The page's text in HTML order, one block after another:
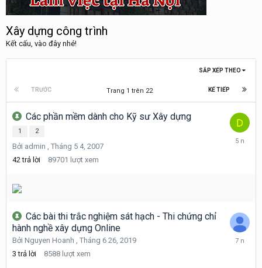
Xây dựng công trình
Kết cấu, vào đây nhé!
SẮP XẾP THEO
TRƯỚC KẾ TIẾP
Trang 1 trên 22
Các phần mềm dành cho Kỹ sư Xây dựng
1 2
Bởi admin , Tháng 5 4, 2007
42 trả lời 89701 lượt xem
Tháng
Các bài thi trắc nghiệm sát hạch - Thi chứng chỉ
hành nghề xây dựng Online
Bởi Nguyen Hoanh , Tháng 6 26, 2019
3 trả lời 8588 lượt xem
Tháng